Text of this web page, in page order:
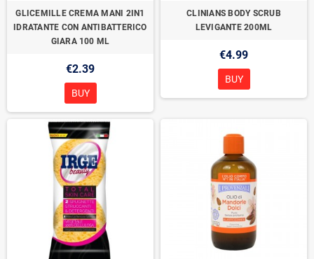
GLICEMILLE CREMA MANI 2IN1
IDRATANTE CON ANTIBATTERICO
GIARA 100 ML
€2.39
BUY
CLINIANS BODY SCRUB
LEVIGANTE 200ML
€4.99
BUY